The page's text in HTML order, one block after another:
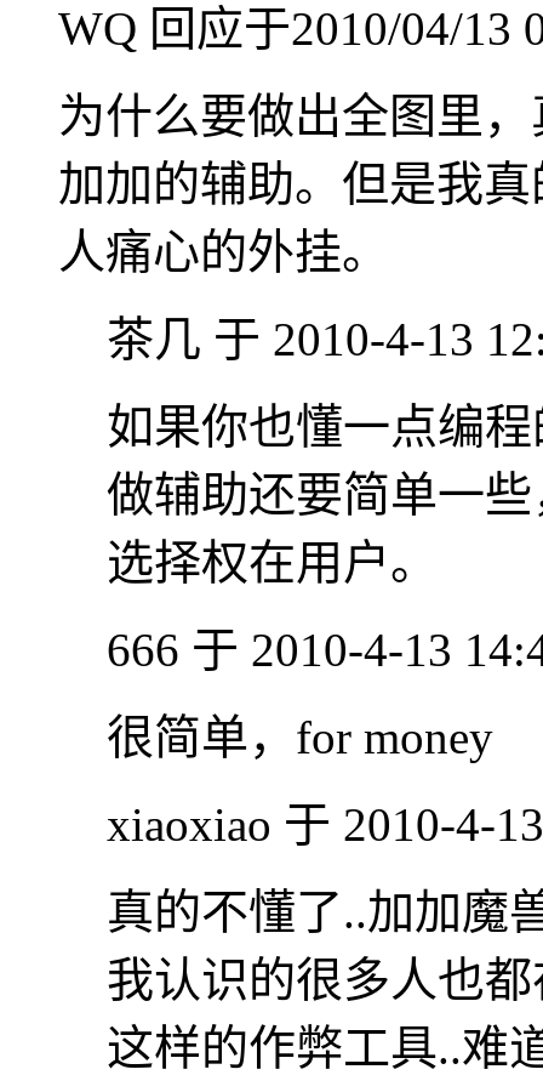
WQ 回应于2010/04/13
为什么要做出全图里
加加的辅助。但是我
人痛心的外挂。
茶几 于 2010-4-13
如果你也懂一点编
做辅助还要简单一
选择权在用户。
666 于 2010-4-13
很简单，for money
xiaoxiao 于 2010-4-
真的不懂了..加加魔
我认识的很多人也
这样的作弊工具..难